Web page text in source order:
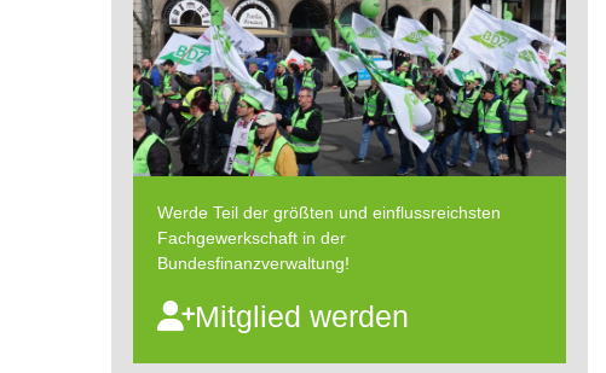
Werde Teil der größten und einflussreichsten
Fachgewerkschaft in der
Bundesfinanzverwaltung!
Mitglied werden